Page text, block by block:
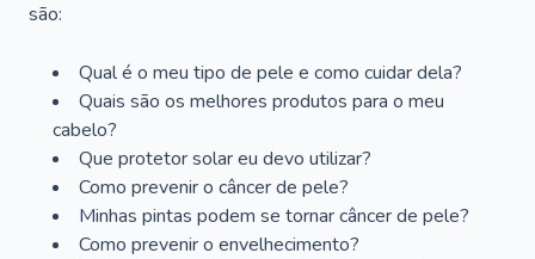
são:
Qual é o meu tipo de pele e como cuidar dela?
Quais são os melhores produtos para o meu
cabelo?
Que protetor solar eu devo utilizar?
Como prevenir o câncer de pele?
Minhas pintas podem se tornar câncer de pele?
Como prevenir o envelhecimento?